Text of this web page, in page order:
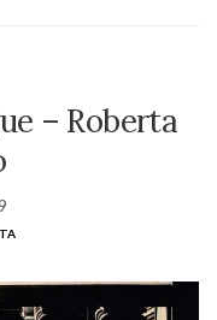
– Roberta